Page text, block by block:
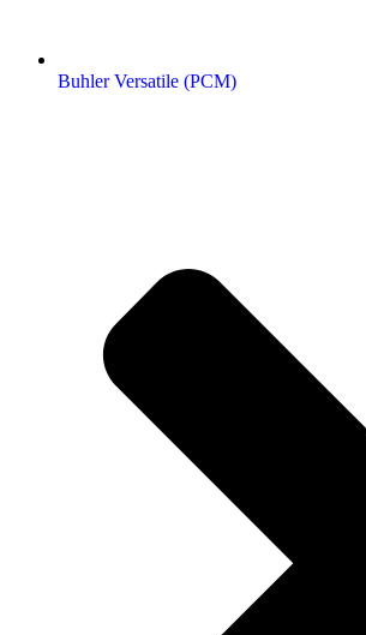
Buhler Versatile (РСМ)